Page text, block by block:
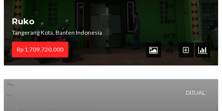
to
fav
orit
es
Ruko
Tangerang Kota, Banten Indonesia
Rp 1,709,720,000
DIJUAL